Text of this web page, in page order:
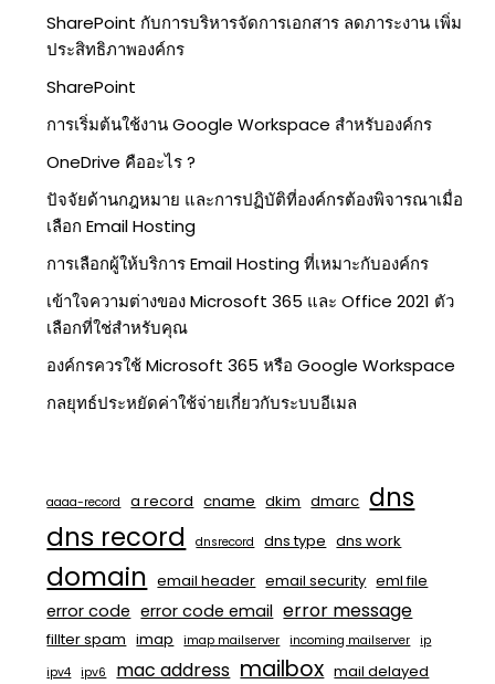
SharePoint กับการบริหารจัดการเอกสาร ลดภาระงาน เพิ่ม
ประสิทธิภาพองค์กร
SharePoint
การเริ่มต้นใช้งาน Google Workspace สำหรับองค์กร
OneDrive คืออะไร ?
ปัจจัยด้านกฎหมาย และการปฏิบัติที่องค์กรต้องพิจารณาเมื่อ
เลือก Email Hosting
การเลือกผู้ให้บริการ Email Hosting ที่เหมาะกับองค์กร
เข้าใจความต่างของ Microsoft 365 และ Office 2021 ตัว
เลือกที่ใช่สำหรับคุณ
องค์กรควรใช้ Microsoft 365 หรือ Google Workspace
กลยุทธ์ประหยัดค่าใช้จ่ายเกี่ยวกับระบบอีเมล
aaaa-record a record cname dkim dmarc dns
dns record
dnsrecord dns type dns work
domain email header email security eml file
error code error code email error message
fillter spam imap imap mailserver incoming mailserver
ip
ipv4
ipv6 mac address mailbox mail delayed